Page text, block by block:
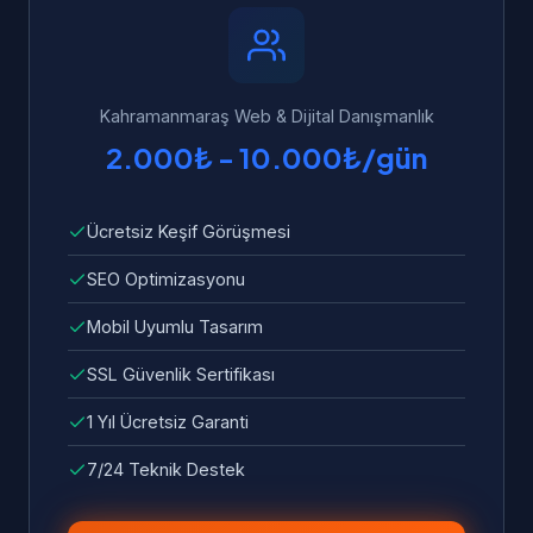
tüm hata ve sorunlar ücretsiz olarak giderilir.
Kahramanmaraş Web & Dijital Danışmanlık
2.000₺ - 10.000₺/gün
Ücretsiz Keşif Görüşmesi
SEO Optimizasyonu
Mobil Uyumlu Tasarım
SSL Güvenlik Sertifikası
1 Yıl Ücretsiz Garanti
7/24 Teknik Destek